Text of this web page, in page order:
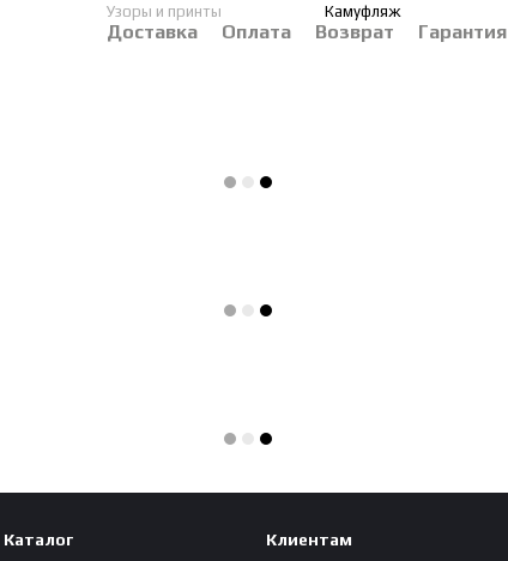
Узоры и принты
Камуфляж
Доставка Оплата Возврат Гарантия
Каталог Клиентам